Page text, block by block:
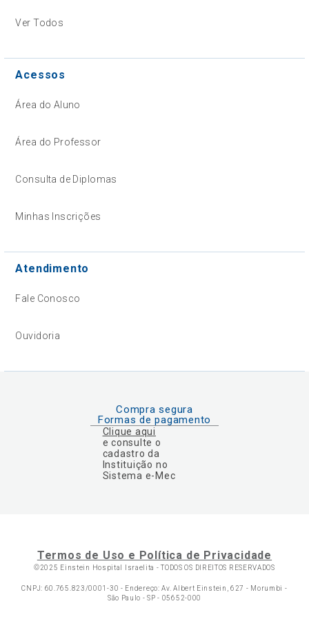
Ver Todos
Acessos
Área do Aluno
Área do Professor
Consulta de Diplomas
Minhas Inscrições
Atendimento
Fale Conosco
Ouvidoria
Compra segura
Formas de pagamento
Clique aqui
e consulte o
cadastro da
Instituição no
Sistema e-Mec
Termos de Uso e Política de Privacidade
©2025 Einstein Hospital Israelita -TODOS OS DIREITOS RESERVADOS
CNPJ: 60.765.823/0001-30 - Endereço: Av. Albert Einstein, 627 - Morumbi -
São Paulo - SP - 05652-000